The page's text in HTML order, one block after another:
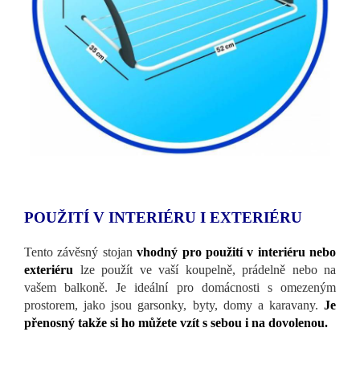
POUŽITÍ V INTERIÉRU I EXTERIÉRU
Tento závěsný stojanvhodný pro použití v interiéru nebo
exteriéru lze použít ve vaší koupelně, prádelně nebo na
vašem balkoně. Je ideální pro domácnosti s omezeným
prostorem, jako jsou garsonky, byty, domy a karavany. Je
přenosný takže si ho můžete vzít s sebou i na dovolenou.